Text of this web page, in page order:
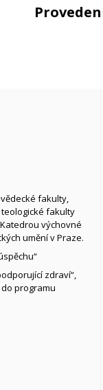
fakulty,
fakulty
výchovné
umění v Praze.
zdraví“,
do programu